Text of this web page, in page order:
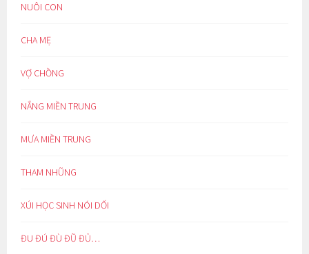
NUÔI CON
CHA MẸ
VỢ CHỒNG
NẮNG MIỀN TRUNG
MƯA MIỀN TRUNG
THAM NHŨNG
XÚI HỌC SINH NÓI DỐI
ĐU ĐÚ ĐÙ ĐŨ ĐỦ…